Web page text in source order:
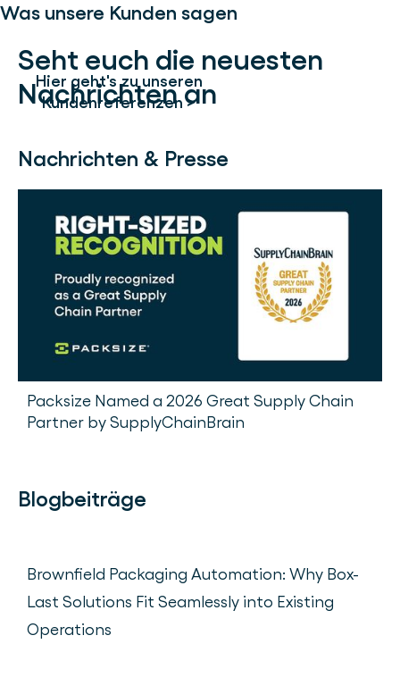
Was unsere Kunden sagen
Hier geht's zu unseren
Kundenreferenzen >
Seht euch die neuesten
Nachrichten an
Nachrichten & Presse
Packsize Named a 2026 Great Supply Chain
Partner by SupplyChainBrain
Blogbeiträge
Brownfield Packaging Automation: Why Box-
Last Solutions Fit Seamlessly into Existing
Operations